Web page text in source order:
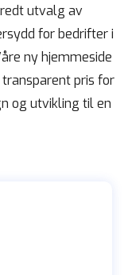
utvalg av
for bedrifter i
ny hjemmeside
pris for
og utvikling til en